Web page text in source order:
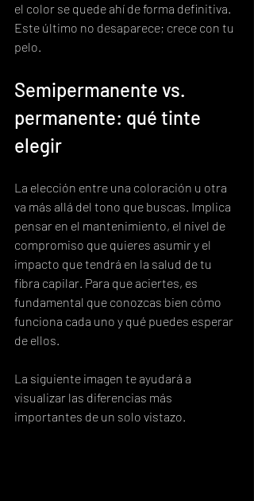
el color se quede ahí de forma definitiva.
Este último no desaparece; crece con tu
pelo.
Semipermanente vs.
permanente: qué tinte
elegir
La elección entre una coloración u otra
va más allá del tono que buscas. Implica
pensar en el mantenimiento, el nivel de
compromiso que quieres asumir y el
impacto que tendrá en la salud de tu
fibra capilar. Para que aciertes, es
fundamental que conozcas bien cómo
funciona cada uno y qué puedes esperar
de ellos.
La siguiente imagen te ayudará a
visualizar las diferencias más
importantes de un solo vistazo.